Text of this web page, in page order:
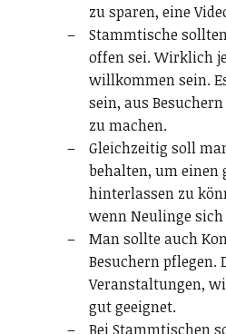
zu sparen, eine
Stammtische
offen sei. Wirklich
willkommen sein.
sein, aus
zu machen.
Gleichzeitig soll
behalten, um einen
hinterlassen zu
wenn Neulinge
Man sollte auch
Besuchern
Veranstaltungen,
gut geeignet.
Bei Stammtischen